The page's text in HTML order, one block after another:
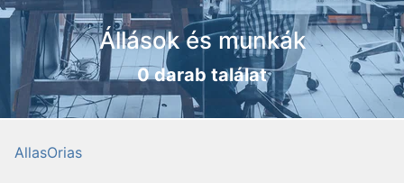
Állások és munkák
0 darab találat
AllasOrias